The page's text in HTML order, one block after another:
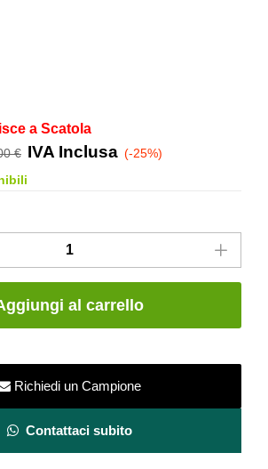
a Scatola
€ IVA Inclusa (-25%)
al carrello
Richiedi un Campione
Contattaci subito